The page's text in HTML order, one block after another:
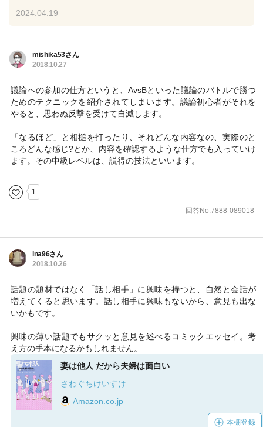
2024.04.19
mishika53さん
2018.10.27
議論への参加の仕方というと、AvsBといった議論のバトルで勝つ
ためのテクニックを紹介されてしまいます。議論初心者がそれを
やると、思わぬ反撃を受けて自滅します。
「なるほど」と相槌を打ったり、それどんな内容なの、実際のと
ころどんな感じ?とか、内容を確認するような仕方でも入っていけ
ます。その中級レベルは、説得の技法といいます。
1
回答No.7888-089018
ina96さん
2018.10.26
話題の題材ではなく「話し相手」に興味を持つと、自然と会話が
増えてくると思います。話し相手に興味もないから、意見も出な
いかもです。
興味の薄い話題でもサクッと意見を述べるコミックエッセイ。考
え方の手本になるかもしれません。
妻は他人 だから夫婦は面白い
さわぐちけいすけ
Amazon.co.jp
本棚登録